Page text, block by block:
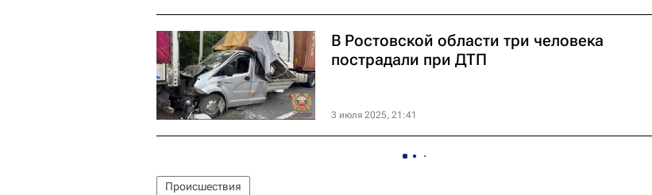
В Ростовской области три человека
пострадали при ДТП
3 июля 2025, 21:41
Происшествия